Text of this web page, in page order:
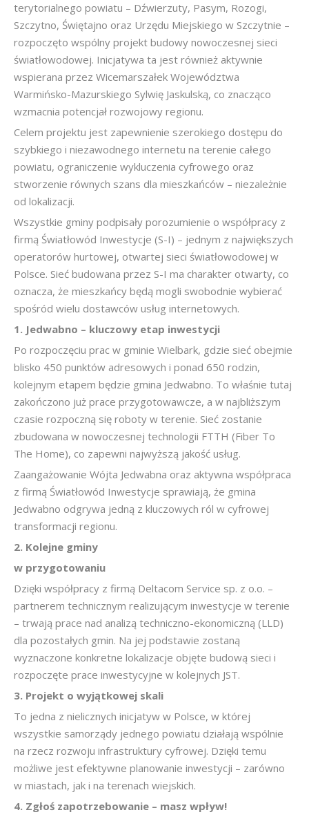
terytorialnego powiatu – Dźwierzuty, Pasym, Rozogi,
Szczytno, Świętajno oraz Urzędu Miejskiego w Szczytnie –
rozpoczęto wspólny projekt budowy nowoczesnej sieci
światłowodowej. Inicjatywa ta jest również aktywnie
wspierana przez Wicemarszałek Województwa
Warmińsko-Mazurskiego Sylwię Jaskulską, co znacząco
wzmacnia potencjał rozwojowy regionu.
Celem projektu jest zapewnienie szerokiego dostępu do
szybkiego i niezawodnego internetu na terenie całego
powiatu, ograniczenie wykluczenia cyfrowego oraz
stworzenie równych szans dla mieszkańców – niezależnie
od lokalizacji.
Wszystkie gminy podpisały porozumienie o współpracy z
firmą Światłowód Inwestycje (S-I) – jednym z największych
operatorów hurtowej, otwartej sieci światłowodowej w
Polsce. Sieć budowana przez S-I ma charakter otwarty, co
oznacza, że mieszkańcy będą mogli swobodnie wybierać
spośród wielu dostawców usług internetowych.
1. Jedwabno – kluczowy etap inwestycji
Po rozpoczęciu prac w gminie Wielbark, gdzie sieć obejmie
blisko 450 punktów adresowych i ponad 650 rodzin,
kolejnym etapem będzie gmina Jedwabno. To właśnie tutaj
zakończono już prace przygotowawcze, a w najbliższym
czasie rozpoczną się roboty w terenie. Sieć zostanie
zbudowana w nowoczesnej technologii FTTH (Fiber To
The Home), co zapewni najwyższą jakość usług.
Zaangażowanie Wójta Jedwabna oraz aktywna współpraca
z firmą Światłowód Inwestycje sprawiają, że gmina
Jedwabno odgrywa jedną z kluczowych ról w cyfrowej
transformacji regionu.
2. Kolejne gminy
w przygotowaniu
Dzięki współpracy z firmą Deltacom Service sp. z o.o. –
partnerem technicznym realizującym inwestycje w terenie
– trwają prace nad analizą techniczno-ekonomiczną (LLD)
dla pozostałych gmin. Na jej podstawie zostaną
wyznaczone konkretne lokalizacje objęte budową sieci i
rozpoczęte prace inwestycyjne w kolejnych JST.
3. Projekt o wyjątkowej skali
To jedna z nielicznych inicjatyw w Polsce, w której
wszystkie samorządy jednego powiatu działają wspólnie
na rzecz rozwoju infrastruktury cyfrowej. Dzięki temu
możliwe jest efektywne planowanie inwestycji – zarówno
w miastach, jak i na terenach wiejskich.
4. Zgłoś zapotrzebowanie – masz wpływ!